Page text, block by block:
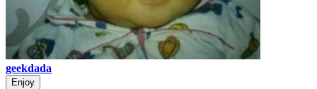
geekdada
Enjoy